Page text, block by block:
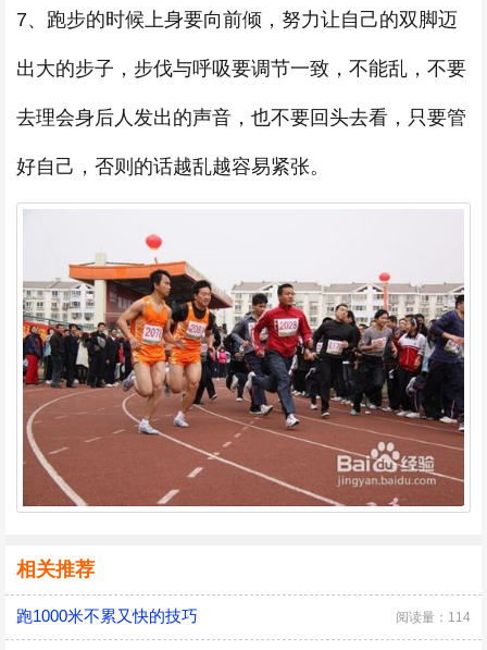
7、跑步的时候上身要向前倾，努力让自己的双脚迈
出大的步子，步伐与呼吸要调节一致，不能乱，不要
去理会身后人发出的声音，也不要回头去看，只要管
好自己，否则的话越乱越容易紧张。
相关推荐
跑1000米不累又快的技巧 阅读量：114